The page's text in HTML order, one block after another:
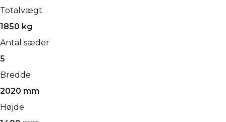
Totalvægt
1850 kg
Antal sæder
5
Bredde
2020 mm
Højde